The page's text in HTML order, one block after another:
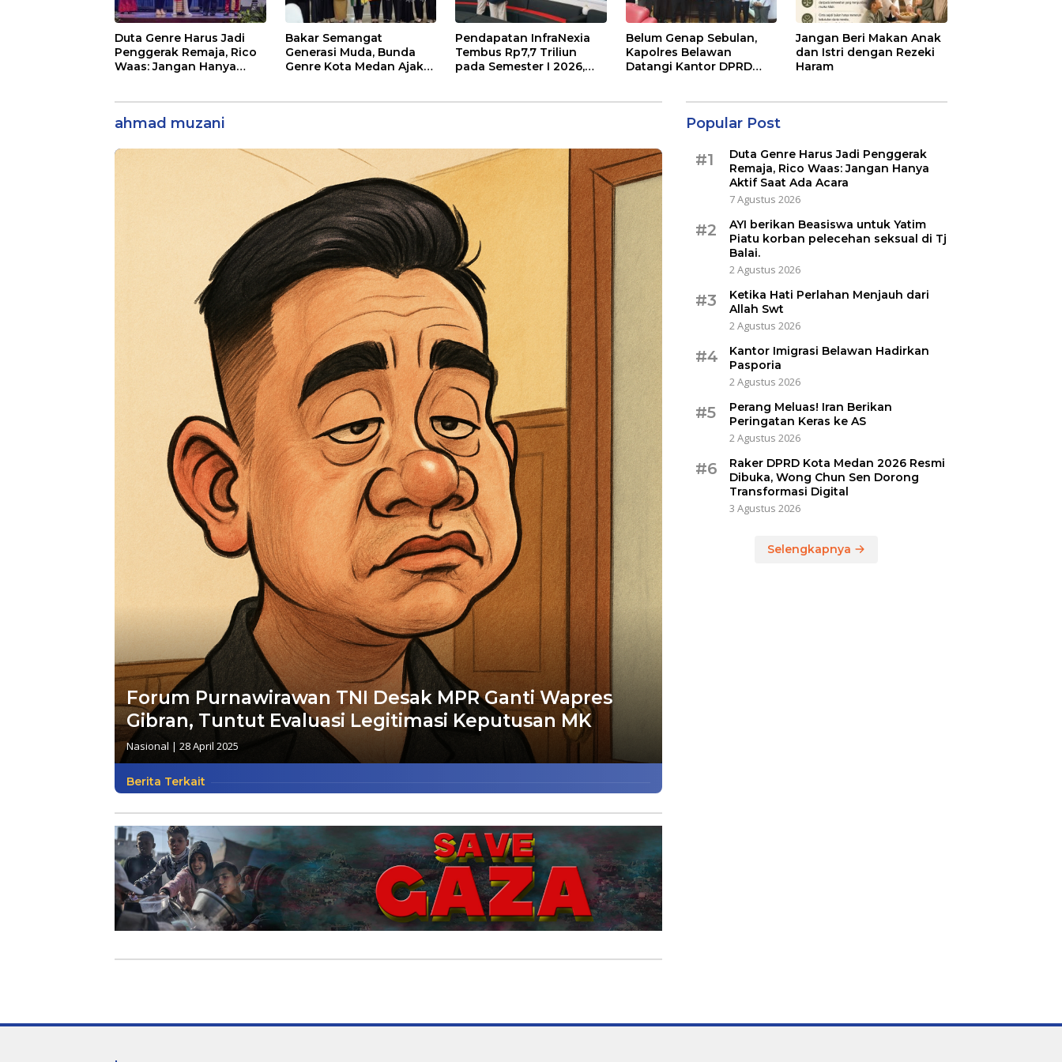
Duta Genre Harus Jadi
Penggerak Remaja, Rico
Waas: Jangan Hanya
Bakar Semangat
Generasi Muda, Bunda
Genre Kota Medan Ajak
Pendapatan InfraNexia
Tembus Rp7,7 Triliun
pada Semester I 2026,
Belum Genap Sebulan,
Kapolres Belawan
Datangi Kantor DPRD
Jangan Beri Makan Anak
dan Istri dengan Rezeki
Haram
ahmad muzani
Forum Purnawirawan TNI Desak MPR Ganti Wapres
Gibran, Tuntut Evaluasi Legitimasi Keputusan MK
Nasional | 28 April 2025
Berita Terkait
Popular Post
#1
Duta Genre Harus Jadi Penggerak
Remaja, Rico Waas: Jangan Hanya
Aktif Saat Ada Acara
7 Agustus 2026
#2
AYI berikan Beasiswa untuk Yatim
Piatu korban pelecehan seksual di Tj
Balai.
2 Agustus 2026
#3
Ketika Hati Perlahan Menjauh dari
Allah Swt
2 Agustus 2026
#4
Kantor Imigrasi Belawan Hadirkan
Pasporia
2 Agustus 2026
#5
Perang Meluas! Iran Berikan
Peringatan Keras ke AS
2 Agustus 2026
#6
Raker DPRD Kota Medan 2026 Resmi
Dibuka, Wong Chun Sen Dorong
Transformasi Digital
3 Agustus 2026
Selengkapnya